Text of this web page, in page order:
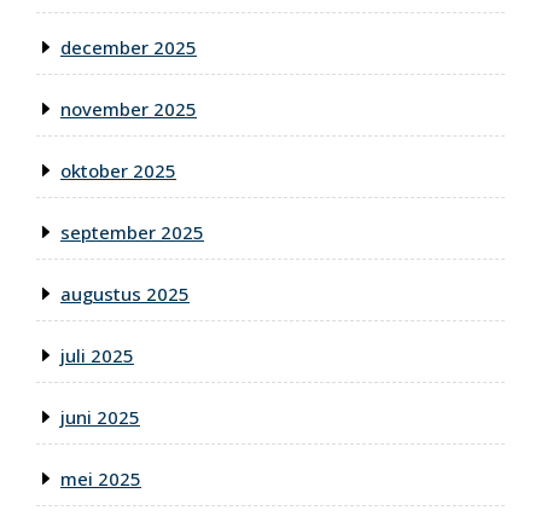
december 2025
november 2025
oktober 2025
september 2025
augustus 2025
juli 2025
juni 2025
mei 2025